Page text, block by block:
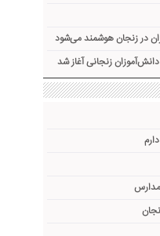
در زنجان هوشمند می‌شود
زنجانی آغاز شد